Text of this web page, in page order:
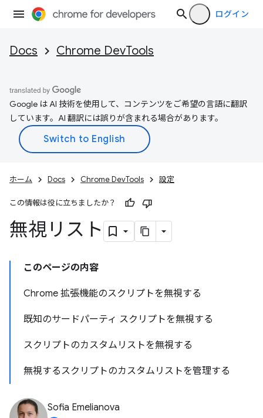
ログイン
Docs Chrome DevTools
Google は AI 技術を使用して、コンテンツをご希望の言語に翻訳
しています。AI 翻訳には誤りが含まれる場合があります。
ホーム Docs Chrome DevTools 設定
この情報は役に立ちましたか？
無視リスト
このページの内容
Chrome 拡張機能のスクリプトを無視する
既知のサードパーティ スクリプトを無視する
スクリプトのカスタムリストを無視する
無視するスクリプトのカスタムリストを管理する
Sofia Emelianova